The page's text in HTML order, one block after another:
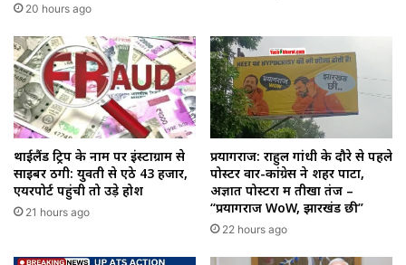
20 hours ago
थाईलैंड ट्रिप के नाम पर इंस्टाग्राम से
साइबर ठगी: युवती से ऐंठे ₹43 हजार,
एयरपोर्ट पहुंची तो उड़े होश
21 hours ago
प्रयागराज: राहुल गांधी के दौरे से पहले
पोस्टर वार-कांग्रेस ने शहर पाटा,
अज्ञात पोस्टरों में तीखा तंज –
“प्रयागराज WoW, झारखंड छी”
22 hours ago